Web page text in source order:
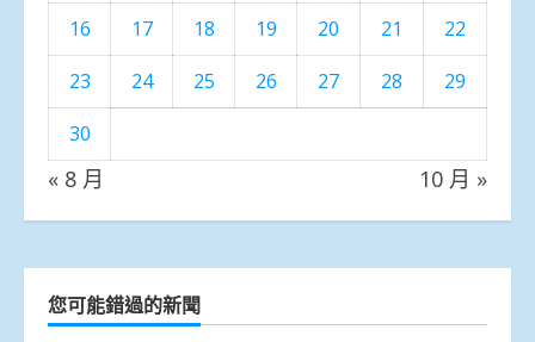
16
17 18 19 20 21
22
23
24 25 26 27 28
29
30
« 8 月 10 月 »
您可能錯過的新聞